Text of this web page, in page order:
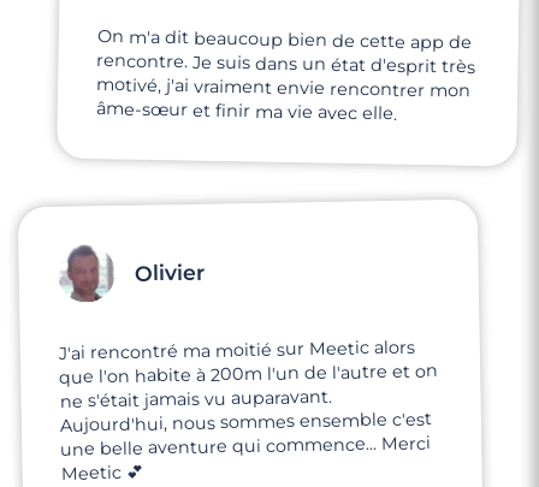
On m'a dit beaucoup bien de cette app de
rencontre. Je suis dans un état d'esprit très
motivé, j'ai vraiment envie rencontrer mon
âme-sœur et finir ma vie avec elle.
Olivier
J'ai rencontré ma moitié sur Meetic alors
que l'on habite à 200m l'un de l'autre et on
ne s'était jamais vu auparavant.
Aujourd'hui, nous sommes ensemble c'est
une belle aventure qui commence... Merci
Meetic 💕